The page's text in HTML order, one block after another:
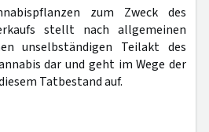
zum Zweck des
stellt nach allgemeinen
unselbständigen Teilakt des
dar und geht im Wege der
Tatbestand auf.